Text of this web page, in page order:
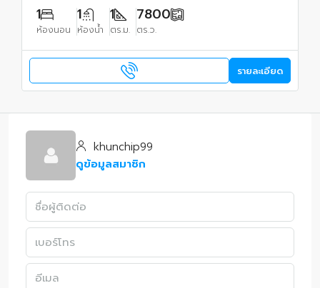
1
ห้องนอน
1
ห้องน้ำ
1
ตร.ม.
7800
ตร.ว.
รายละเอียด
khunchip99
ดูข้อมูลสมาชิก